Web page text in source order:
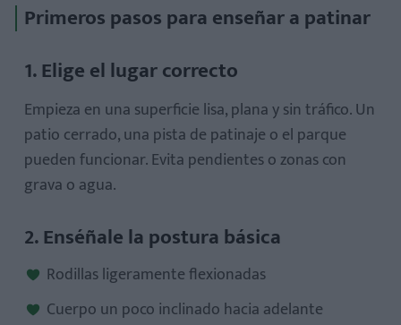
Primeros pasos para enseñar a patinar
1. Elige el lugar correcto
Empieza en una superficie lisa, plana y sin tráfico. Un
patio cerrado, una pista de patinaje o el parque
pueden funcionar. Evita pendientes o zonas con
grava o agua.
2. Enséñale la postura básica
Rodillas ligeramente flexionadas
Cuerpo un poco inclinado hacia adelante